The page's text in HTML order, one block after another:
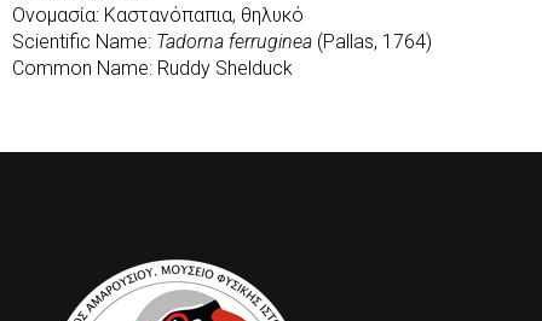
Ονομασία: Καστανόπαπια, θηλυκό
Scientific Name: Tadorna ferruginea (Pallas, 1764)
Common Name: Ruddy Shelduck